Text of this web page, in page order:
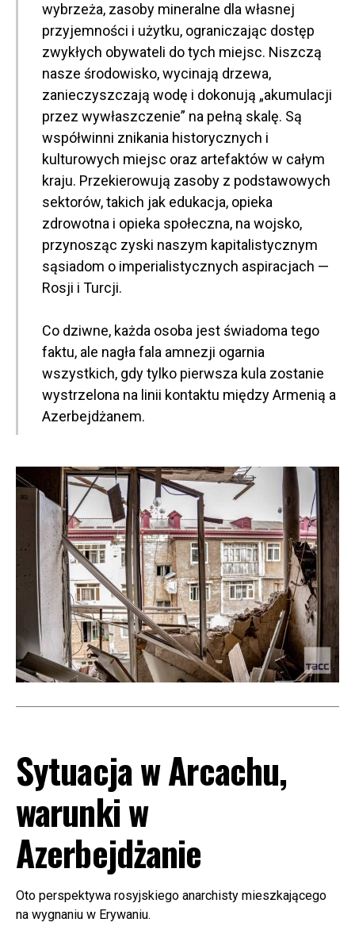
wybrzeża, zasoby mineralne dla własnej
przyjemności i użytku, ograniczając dostęp
zwykłych obywateli do tych miejsc. Niszczą
nasze środowisko, wycinają drzewa,
zanieczyszczają wodę i dokonują „akumulacji
przez wywłaszczenie” na pełną skalę. Są
współwinni znikania historycznych i
kulturowych miejsc oraz artefaktów w całym
kraju. Przekierowują zasoby z podstawowych
sektorów, takich jak edukacja, opieka
zdrowotna i opieka społeczna, na wojsko,
przynosząc zyski naszym kapitalistycznym
sąsiadom o imperialistycznych aspiracjach —
Rosji i Turcji.
Co dziwne, każda osoba jest świadoma tego
faktu, ale nagła fala amnezji ogarnia
wszystkich, gdy tylko pierwsza kula zostanie
wystrzelona na linii kontaktu między Armenią a
Azerbejdżanem.
Sytuacja w Arcachu,
warunki w
Azerbejdżanie
Oto perspektywa rosyjskiego anarchisty mieszkającego
na wygnaniu w Erywaniu.